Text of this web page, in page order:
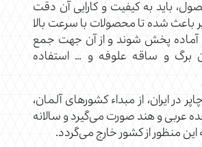
باید به کیفیت و کارایی آن دقت
باعث شده تا محصولات با سرعت بالا
آماده پخش شوند و از آن جهت جمع
برگ و ساقه‌ علوفه و … استفاده
در ایران، از مبداء کشورهای آلمان،
عربی و هند صورت می‌گیرد و سالانه
این منظور از کشور خارج می‌گردد.